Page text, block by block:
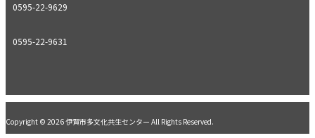
0595-22-9629
0595-22-9631
Copyright © 2026 伊賀市多文化共生センター All Rights Reserved.